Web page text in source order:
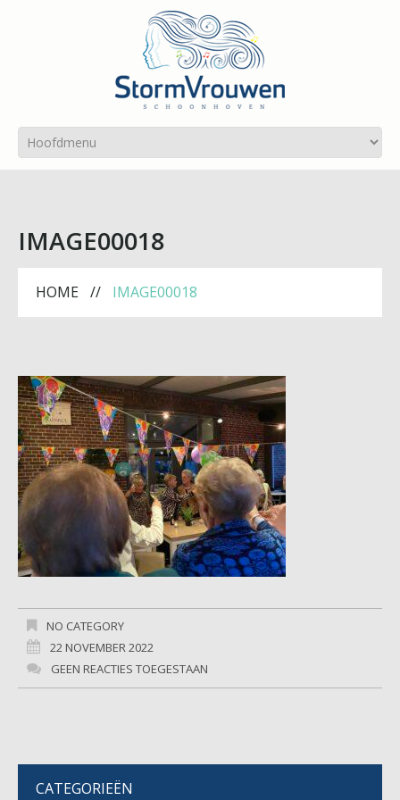
IMAGE00018
HOME IMAGE00018
NO CATEGORY
22 NOVEMBER 2022
GEEN REACTIES TOEGESTAAN
CATEGORIEËN